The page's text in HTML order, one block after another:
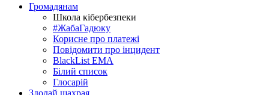
Громадянам
Школа кібербезпеки
#ЖабаГадюку
Корисне про платежі
Повідомити про інцидент
BlackList EMA
Білий список
Глосарій
Здолай шахрая